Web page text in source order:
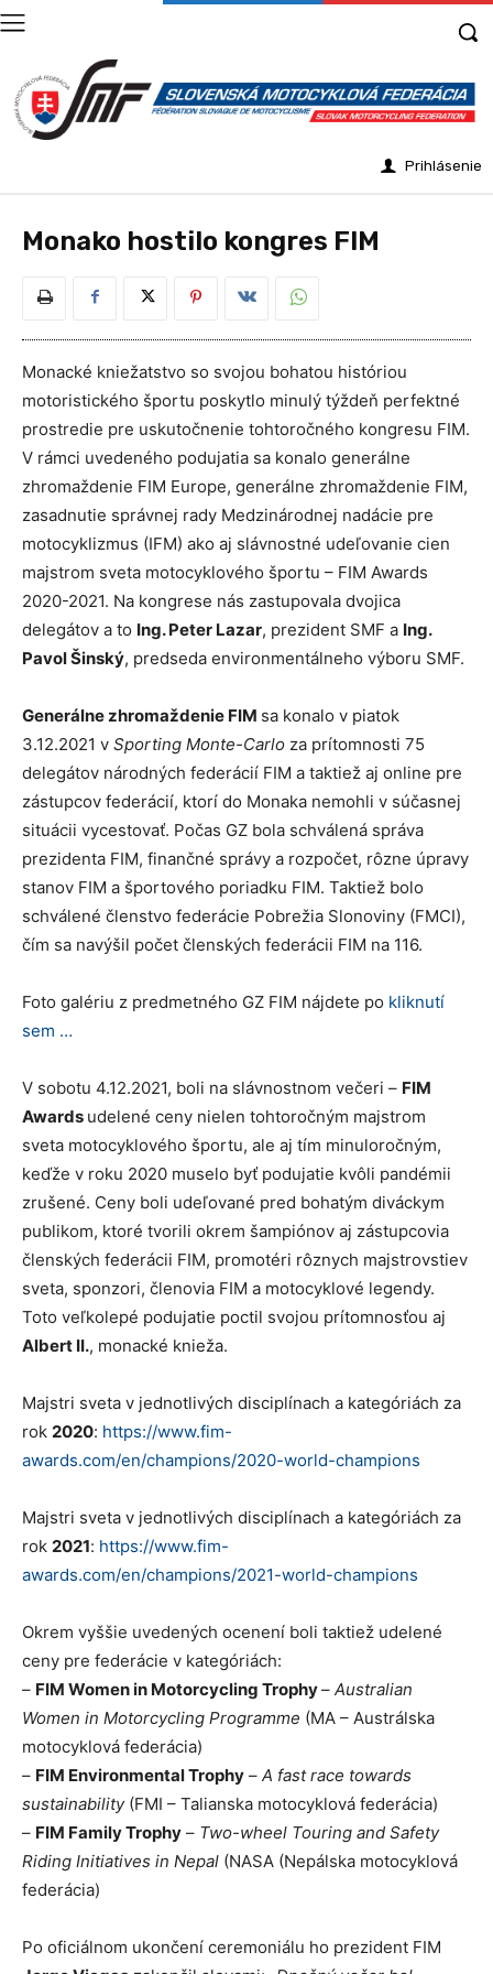
Prihlásenie
Monako hostilo kongres FIM
Monacké kniežatstvo so svojou bohatou históriou
motoristického športu poskytlo minulý týždeň perfektné
prostredie pre uskutočnenie tohtoročného kongresu FIM.
V rámci uvedeného podujatia sa konalo generálne
zhromaždenie FIM Europe, generálne zhromaždenie FIM,
zasadnutie správnej rady Medzinárodnej nadácie pre
motocyklizmus (IFM) ako aj slávnostné udeľovanie cien
majstrom sveta motocyklového športu – FIM Awards
2020-2021. Na kongrese nás zastupovala dvojica
delegátov a to Ing. Peter Lazar, prezident SMF a Ing.
Pavol Šinský, predseda environmentálneho výboru SMF.
Generálne zhromaždenie FIM sa konalo v piatok
3.12.2021 v Sporting Monte-Carlo za prítomnosti 75
delegátov národných federácií FIM a taktiež aj online pre
zástupcov federácií, ktorí do Monaka nemohli v súčasnej
situácii vycestovať. Počas GZ bola schválená správa
prezidenta FIM, finančné správy a rozpočet, rôzne úpravy
stanov FIM a športového poriadku FIM. Taktiež bolo
schválené členstvo federácie Pobrežia Slonoviny (FMCI),
čím sa navýšil počet členských federácii FIM na 116.
Foto galériu z predmetného GZ FIM nájdete po kliknutí
sem …
V sobotu 4.12.2021, boli na slávnostnom večeri – FIM
Awards udelené ceny nielen tohtoročným majstrom
sveta motocyklového športu, ale aj tím minuloročným,
keďže v roku 2020 muselo byť podujatie kvôli pandémii
zrušené. Ceny boli udeľované pred bohatým diváckym
publikom, ktoré tvorili okrem šampiónov aj zástupcovia
členských federácii FIM, promotéri rôznych majstrovstiev
sveta, sponzori, členovia FIM a motocyklové legendy.
Toto veľkolepé podujatie poctil svojou prítomnosťou aj
Albert II., monacké knieža.
Majstri sveta v jednotlivých disciplínach a kategóriách za
rok 2020: https://www.fim-
awards.com/en/champions/2020-world-champions
Majstri sveta v jednotlivých disciplínach a kategóriách za
rok 2021: https://www.fim-
awards.com/en/champions/2021-world-champions
Okrem vyššie uvedených ocenení boli taktiež udelené
ceny pre federácie v kategóriách:
– FIM Women in Motorcycling Trophy– Australian
Women in Motorcycling Programme (MA – Austrálska
motocyklová federácia)
– FIM Environmental Trophy – A fast race towards
sustainability(FMI – Talianska motocyklová federácia)
– FIM Family Trophy – Two-wheel Touring and Safety
Riding Initiatives in Nepal (NASA (Nepálska motocyklová
federácia)
Po oficiálnom ukončení ceremoniálu ho prezident FIM